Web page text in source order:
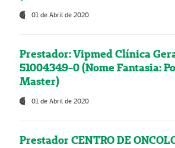
01 de Abril de 2020
Prestador: Vipmed Clínica
51004349-0 (Nome Fantasia:
Master)
01 de Abril de 2020
Prestador CENTRO DE